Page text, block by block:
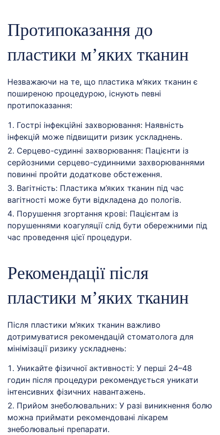
Протипоказання до
пластики м’яких тканин
Незважаючи на те, що пластика м’яких тканин є
поширеною процедурою, існують певні
протипоказання:
Гострі інфекційні захворювання: Наявність
інфекцій може підвищити ризик ускладнень.
Серцево-судинні захворювання: Пацієнти із
серйозними серцево-судинними захворюваннями
повинні пройти додаткове обстеження.
Вагітність: Пластика м’яких тканин під час
вагітності може бути відкладена до пологів.
Порушення згортання крові: Пацієнтам із
порушеннями коагуляції слід бути обережними під
час проведення цієї процедури.
Рекомендації після
пластики м’яких тканин
Після пластики м’яких тканин важливо
дотримуватися рекомендацій стоматолога для
мінімізації ризику ускладнень:
Уникайте фізичної активності: У перші 24–48
годин після процедури рекомендується уникати
інтенсивних фізичних навантажень.
Прийом знеболювальних: У разі виникнення болю
можна приймати рекомендовані лікарем
знеболювальні препарати.